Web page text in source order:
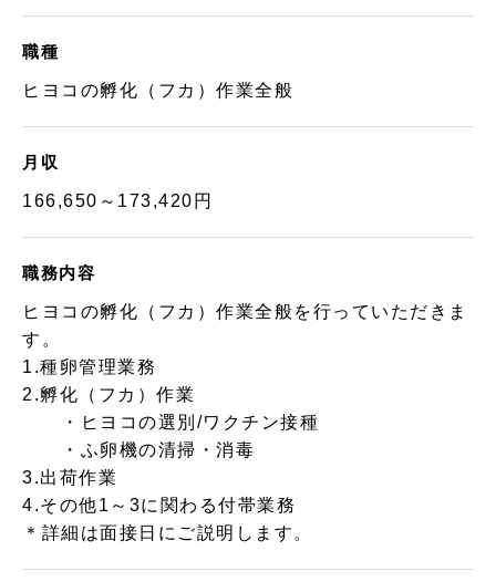
職種
ヒヨコの孵化（フカ）作業全般
月収
166,650～173,420円
職務内容
ヒヨコの孵化（フカ）作業全般を行っていただきま
す。
1.種卵管理業務
2.孵化（フカ）作業
・ヒヨコの選別/ワクチン接種
・ふ卵機の清掃・消毒
3.出荷作業
4.その他1～3に関わる付帯業務
＊詳細は面接日にご説明します。